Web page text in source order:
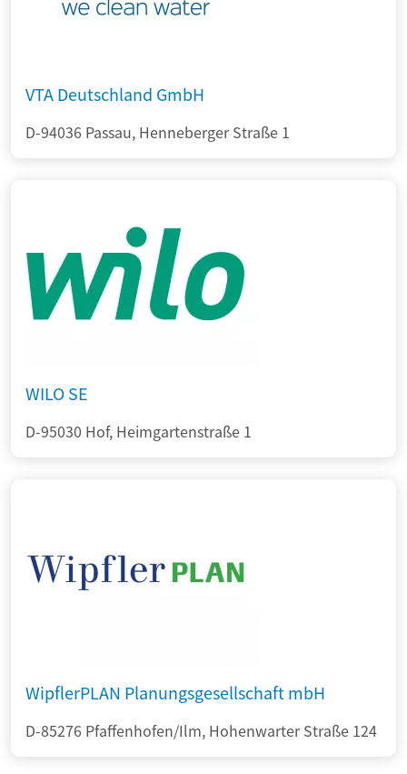
VTA Deutschland GmbH
D-94036 Passau, Henneberger Straße 1
WILO SE
D-95030 Hof, Heimgartenstraße 1
WipflerPLAN Planungsgesellschaft mbH
D-85276 Pfaffenhofen/Ilm, Hohenwarter Straße 124